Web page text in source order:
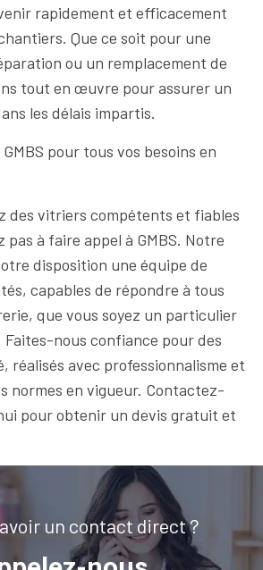
rapidement et efficacement
Que ce soit pour une
ou un remplacement de
tout en œuvre pour assurer un
les délais impartis.
pour tous vos besoins en
des vitriers compétents et fiables
pas à faire appel à GMBS. Notre
disposition une équipe de
capables de répondre à tous
que vous soyez un particulier
nous confiance pour des
réalisés avec professionnalisme et
normes en vigueur. Contactez-
pour obtenir un devis gratuit et
un contact direct ?